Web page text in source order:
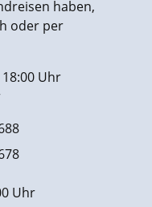
haben,
oder per
Uhr
Uhr